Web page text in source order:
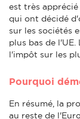
est très
qui ont décidé
sur les sociétés
plus bas de l'UE.
l'impôt sur les
Pourquoi
En résumé, la
au reste de